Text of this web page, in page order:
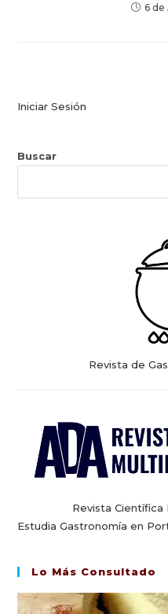
6 de
Iniciar Sesión
Buscar
Revista de
Revista Científica
Estudia Gastronomía en
Lo Más Consultado